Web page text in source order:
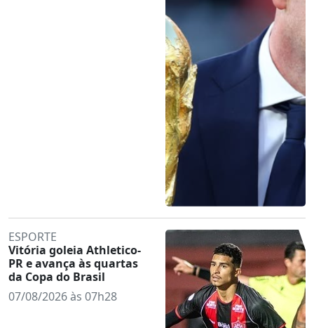
ESPORTE
Vitória goleia Athletico-
PR e avança às quartas
da Copa do Brasil
07/08/2026 às 07h28